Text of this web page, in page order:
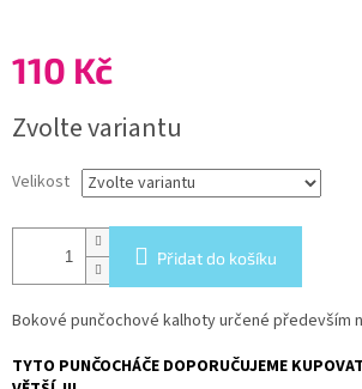
110 Kč
cena:
Zvolte variantu
Velikost
Přidat do košíku
Bokové punčochové kalhoty určené především
TYTO PUNČOCHÁČE DOPORUČUJEME